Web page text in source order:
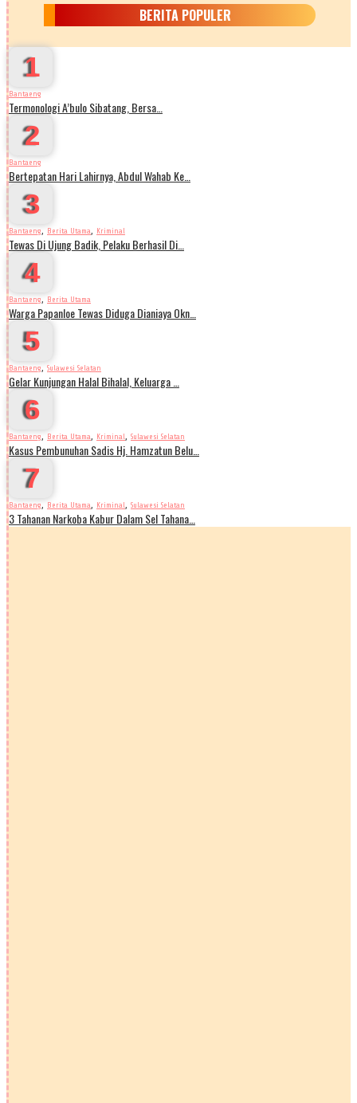
BERITA POPULER
1
Bantaeng
Termonologi A’bulo Sibatang, Bersa…
2
Bantaeng
Bertepatan Hari Lahirnya, Abdul Wahab Ke…
3
Bantaeng, Berita Utama, Kriminal
Tewas Di Ujung Badik, Pelaku Berhasil Di…
4
Bantaeng, Berita Utama
Warga Papanloe Tewas Diduga Dianiaya Okn…
5
Bantaeng, Sulawesi Selatan
Gelar Kunjungan Halal Bihalal, Keluarga …
6
Bantaeng, Berita Utama, Kriminal, Sulawesi Selatan
Kasus Pembunuhan Sadis Hj. Hamzatun Belu…
7
Bantaeng, Berita Utama, Kriminal, Sulawesi Selatan
3 Tahanan Narkoba Kabur Dalam Sel Tahana…